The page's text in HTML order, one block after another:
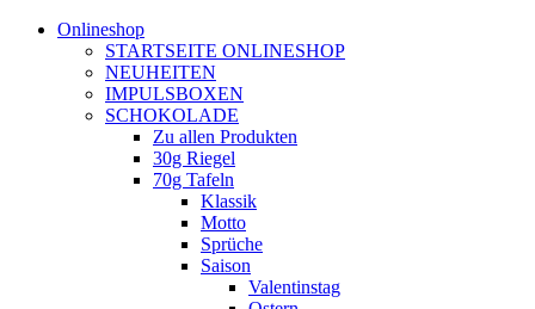
Onlineshop
STARTSEITE ONLINESHOP
NEUHEITEN
IMPULSBOXEN
SCHOKOLADE
Zu allen Produkten
30g Riegel
70g Tafeln
Klassik
Motto
Sprüche
Saison
Valentinstag